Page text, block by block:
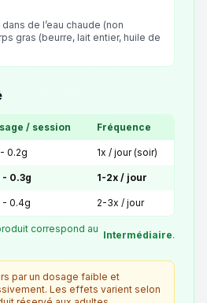
de l’eau chaude (non
gras (beurre, lait entier, huile de
/ session Fréquence
- 0.2g 1x / jour (soir)
- 0.3g 1-2x / jour
- 0.4g 2-3x / jour
correspond au
Intermédiaire.
par un dosage faible et
Les effets varient selon